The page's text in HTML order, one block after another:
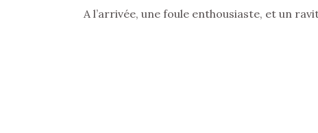
A l’arrivée, une foule enthousiaste, et un